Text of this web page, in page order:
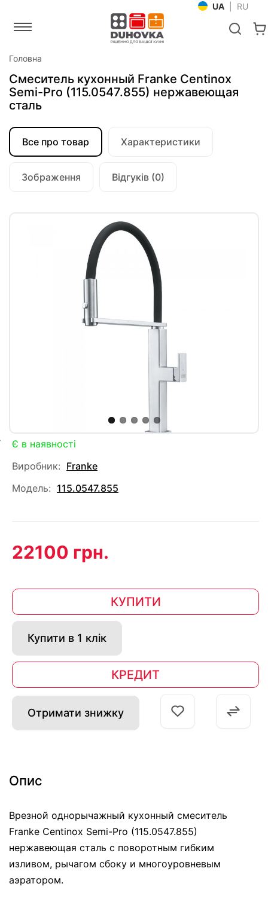
UA RU
Головна
Смеситель кухонный Franke Centinox
Semi-Pro (115.0547.855) нержавеющая
сталь
Все про товар Характеристики
Зображення Відгуків (0)
Є в наявності
Виробник: Franke
Модель: 115.0547.855
22100 грн.
КУПИТИ
Купити в 1 клік
КРЕДИТ
Отримати знижку
Опис
Врезной однорычажный кухонный смеситель
Franke Centinox Semi-Pro (115.0547.855)
нержавеющая сталь с поворотным гибким
изливом, рычагом сбоку и многоуровневым
аэратором.